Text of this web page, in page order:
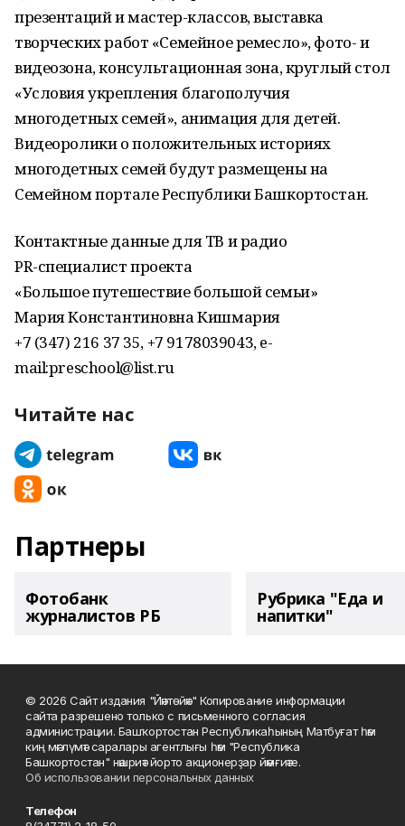
презентаций и мастер-классов, выставка
творческих работ «Семейное ремесло», фото- и
видеозона, консультационная зона, круглый стол
«Условия укрепления благополучия
многодетных семей», анимация для детей.
Видеоролики о положительных историях
многодетных семей будут размещены на
Семейном портале Республики Башкортостан.
Контактные данные для ТВ и радио
PR-специалист проекта
«Большое путешествие большой семьи»
Мария Константиновна Кишмария
+7 (347) 216 37 35, +7 9178039043, e-
mail:preschool@list.ru
Читайте нас
Партнеры
Фотобанк
журналистов РБ
Рубрика "Еда и
напитки"
© 2026 Сайт издания "Йәнтөйәк" Копирование информации
сайта разрешено только с письменного согласия
администрации. Башҡортостан Республикаһының Матбуғат һәм
киң мәғлүмәт саралары агентлығы һәм "Республика
Башкортостан" нәшриәт йорто акционерҙар йәмғиәте.
Об использовании персональных данных
Телефон